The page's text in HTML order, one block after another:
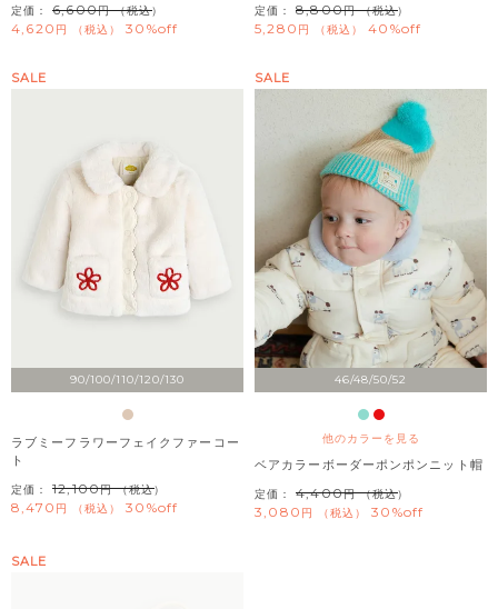
定価： 6,600 （税込）
4,620 税込 30%off
定価： 8,800 （税込）
5,280 税込 40%off
90/100/110/120/130
SALE
ラブミーフラワーフェイクファーコー
ト
定価： 12,100 （税込）
8,470 税込 30%off
46/48/50/52
他のカラーを見る
SALE
ベアカラーボーダーポンポンニット帽
定価： 4,400 （税込）
3,080 税込 30%off
SALE